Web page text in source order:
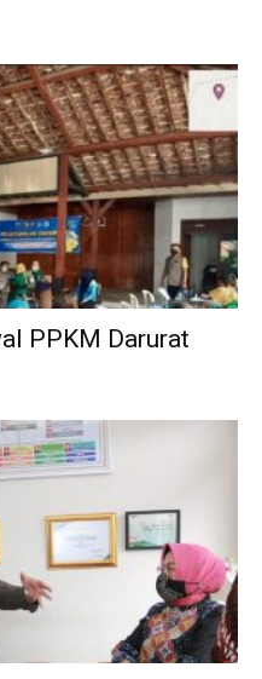
PPKM Darurat